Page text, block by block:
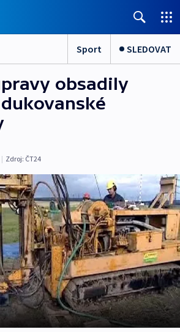
Sport SLEDOVAT
obsadily
| Zdroj: ČT24